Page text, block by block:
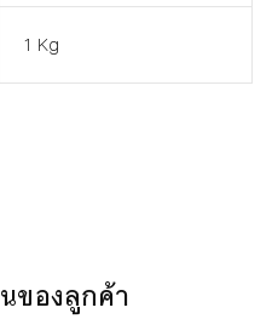
1 Kg
ของลูกค้า